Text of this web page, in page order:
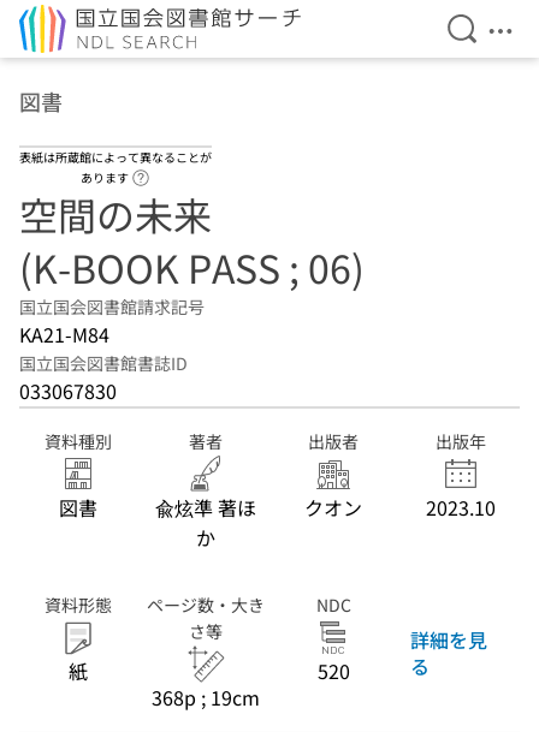
検索を
メ
図書
表紙は所蔵館によって異なることが
あります
空間の未来
(K-BOOK PASS ; 06)
国立国会図書館請求記号
KA21-M84
国立国会図書館書誌ID
033067830
資料種別
図書
著者
兪炫準 著ほ
か
出版者
クオン
出版年
2023.10
資料形態
紙
ページ数・大き
さ等
368p ; 19cm
NDC
520
詳細を見
る